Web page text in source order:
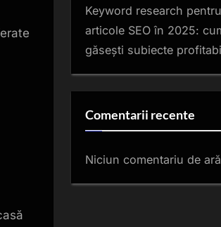
Keyword research pentru
articole SEO în 2025:
găsești subiecte
Comentarii recente
Niciun comentariu de